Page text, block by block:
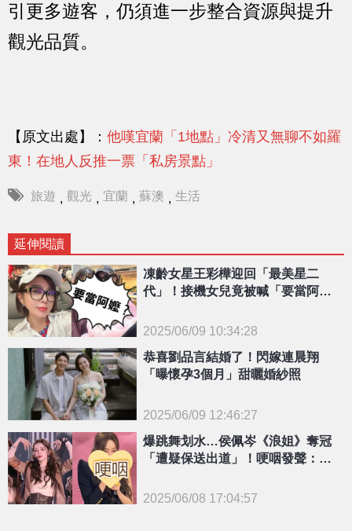
引更多遊客，仍須進一步整合資源與提升
觀光品質。
【原文出處】： 他嘆宜蘭「1地點」冷清又無聊不如羅
東！在地人反推一票「私房景點」
旅遊 觀光 宜蘭 蘇澳 生活
延伸閱讀
{PLAYICON}
凍齡女星王彩樺迎回「最美星二
代」！接機女兒竟被喊「要當阿
2025/06/09 10:34:28
恭喜劉品言結婚了！閃嫁連晨翔
「曝懷孕3個月」甜曬婚紗照
2025/06/09 12:46:27
爆跳舞划水…侯佩岑《浪姐》奪冠
「遭疑保送出道」！哽咽發聲：我
2025/06/08 17:04:57